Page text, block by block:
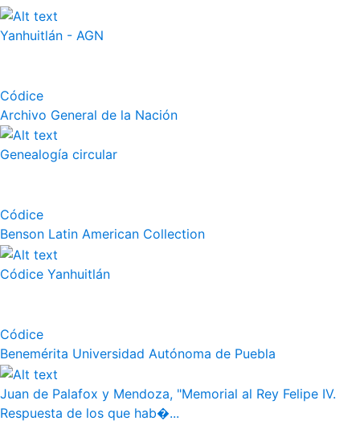
Yanhuitlán - AGN
Códice
Archivo General de la Nación
Genealogía circular
Códice
Benson Latin American Collection
Códice Yanhuitlán
Códice
Benemérita Universidad Autónoma de Puebla
Juan de Palafox y Mendoza, "Memorial al Rey Felipe IV.
Respuesta de los que hab�...